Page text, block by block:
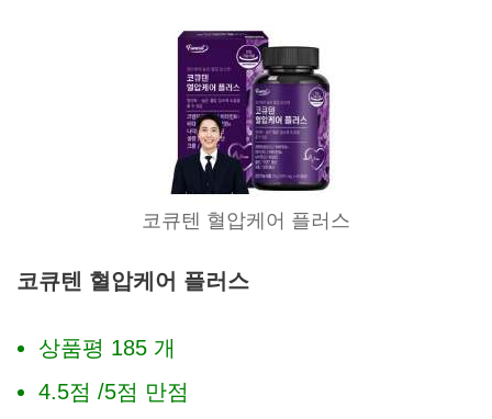
코큐텐 혈압케어 플러스
코큐텐 혈압케어 플러스
상품평 185 개
4.5점 /5점 만점